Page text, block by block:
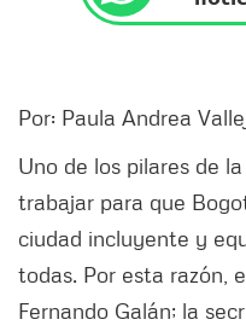
Por: Paula Andrea
Uno de los pilares de
trabajar para que
ciudad incluyente y
todas. Por esta razón,
Fernando Galán; la